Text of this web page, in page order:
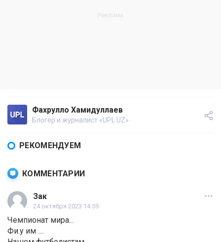
Фахрулло Хамидуллаев
Блогер и журналист «UPL.UZ»
РЕКОМЕНДУЕМ
КОММЕНТАРИИ
Зак
24 октября 2023 14:59
Чемпионат мира...
Фи.у им ....